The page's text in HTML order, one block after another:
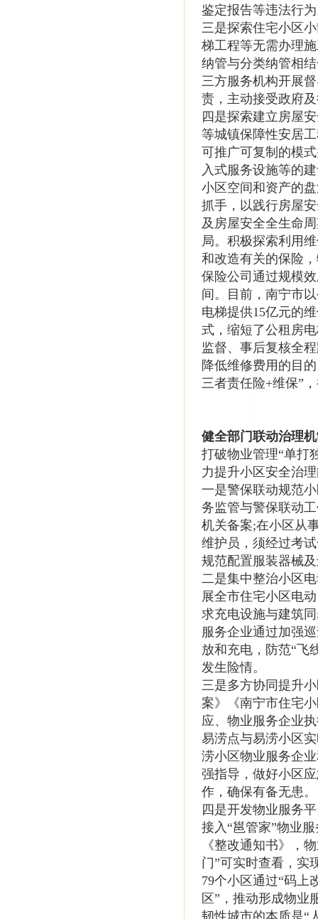
鉴定报告等违法行
三是探索住宅小区
梯工程等无需办理
纳管与分类纳管相
三方服务机构开展
责，主动接受政府
四是探索建立房屋
等城镇保障性安居
可推广可复制的模
入式服务设施等的
小区空间和资产的
抓手，以践行房屋
及房屋安全全生命
局。积极探索利用
和改造有关的保险
保险公司通过规模
间。目前，南宁市
电梯提供15亿元的
式，缩短了公租房
监督、事后复核全
降低维修费用的目
三者责任险+维保”
健全部门联动治理
打破物业管理“单打
力提升小区安全治
一是警保联动规范
务监管与警保联动
机关备案;在小区从
维护员，须经过考
规范配置服装器械
二是集中整治小区
展全市住宅小区电
求充电设施与建筑
服务企业通过加强
放和充电，防范“飞
发生险情。
三是多方协同提升
案》《南宁市住宅
应、物业服务企业
易涝点与易涝小区
涝小区物业服务企
强指导，做好小区
作，确保有备无患。
四是开发物业服务
接入“邕管家”物业
《整改通知书》，
门”可实时查看，实
79个小区通过“码上
区”，推动形成物业
韧性城市的本质是“